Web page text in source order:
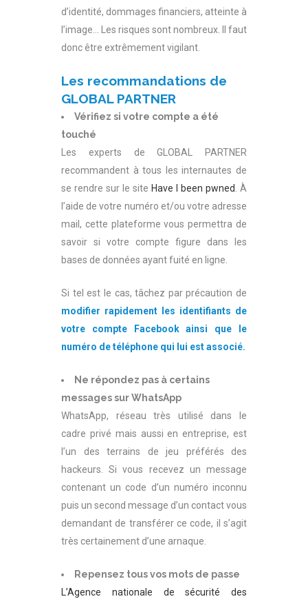
d’identité, dommages financiers, atteinte à
l’image… Les risques sont nombreux. Il faut
donc être extrêmement vigilant.
Les recommandations de
GLOBAL PARTNER
Vérifiez si votre compte a été
touché
Les experts de GLOBAL PARTNER
recommandent à tous les internautes de
se rendre sur le site Have I been pwned . À
l’aide de votre numéro et/ou votre adresse
mail, cette plateforme vous permettra de
savoir si votre compte figure dans les
bases de données ayant fuité en ligne.
Si tel est le cas, tâchez par précaution de
modifier rapidement les identifiants de
votre compte Facebook ainsi que le
numéro de téléphone qui lui est associé.
Ne répondez pas à certains
messages sur WhatsApp
WhatsApp, réseau très utilisé dans le
cadre privé mais aussi en entreprise, est
l’un des terrains de jeu préférés des
hackeurs. Si vous recevez un message
contenant un code d’un numéro inconnu
puis un second message d’un contact vous
demandant de transférer ce code, il s’agit
très certainement d’une arnaque.
Repensez tous vos mots de passe
L’Agence nationale de sécurité des